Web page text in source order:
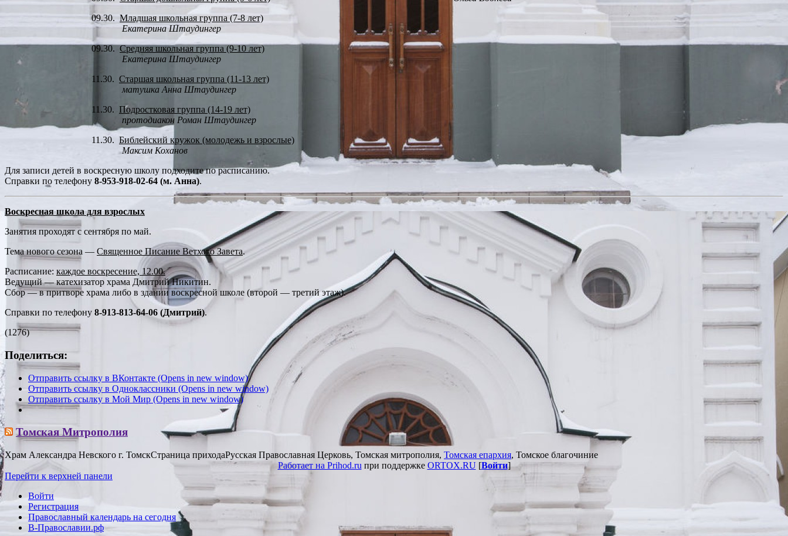
09.30.Младшая школьная группа (7-8 лет)
Екатерина Штаудингер
09.30.Средняя школьная группа (9-10 лет)
Екатерина Штаудингер
11.30. Старшая школьная группа (11-13 лет)
матушка Анна Штаудингер
11.30. Подростковая группа (14-19 лет)
протодиакон Роман Штаудингер
11.30. Библейский кружок (молодежь и взрослые)
Максим Коханов
Для записи детей в воскресную школу подходите по расписанию.
Справки по телефону 8-953-918-02-64 (м. Анна).
Воскресная школа для взрослых
Занятия проходят с сентября по май.
Тема нового сезона — Священное Писание Ветхого Завета.
Расписание: каждое воскресение, 12.00.
Ведущий — катехизатор храма Дмитрий Никитин.
Сбор — в притворе храма либо в здании воскресной школе (второй — третий этаж).
Справки по телефону 8-913-813-64-06 (Дмитрий).
(1276)
Поделиться:
Отправить ссылку в ВКонтакте (Opens in new window)
Отправить ссылку в Одноклассники (Opens in new window)
Отправить ссылку в Мой Мир (Opens in new window)
Томская Митрополия
Храм Александра Невского г. ТомскСтраница приходаРусская Православная Церковь, Томская митрополия, Томская епархия, Томское благочиние
Работает на Prihod.ru при поддержке ORTOX.RU [Войти]
Перейти к верхней панели
Войти
Регистрация
Православный календарь на сегодня
В-Православии.рф